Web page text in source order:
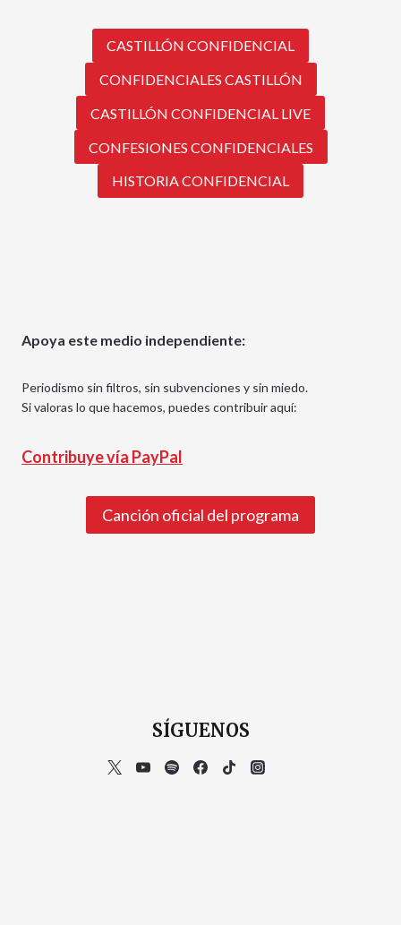
CASTILLÓN CONFIDENCIAL
CONFIDENCIALES CASTILLÓN
CASTILLÓN CONFIDENCIAL LIVE
CONFESIONES CONFIDENCIALES
HISTORIA CONFIDENCIAL
Apoya este medio independiente:
Periodismo sin filtros, sin subvenciones y sin miedo.
Si valoras lo que hacemos, puedes contribuir aquí:
Contribuye vía PayPal
Canción oficial del programa
SÍGUENOS